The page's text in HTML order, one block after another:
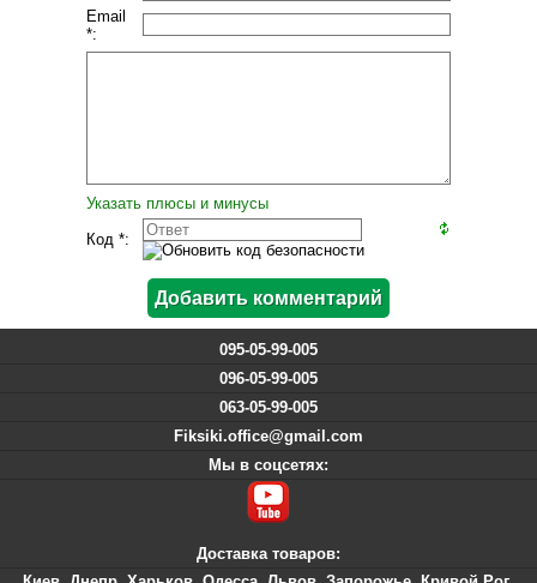
Email
*:
Указать плюсы и минусы
Код *:
095-05-99-005
096-05-99-005
063-05-99-005
Fiksiki.office@gmail.com
Мы в соцсетях:
Доставка товаров: